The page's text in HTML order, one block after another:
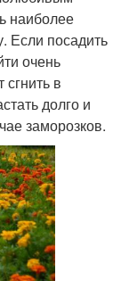
наиболее
Если посадить
очень
в
долго и
заморозков.